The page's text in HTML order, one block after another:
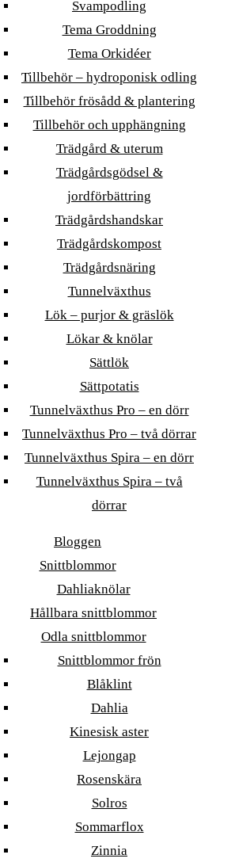
Svampodling
Tema Groddning
Tema Orkidéer
Tillbehör – hydroponisk odling
Tillbehör frösådd & plantering
Tillbehör och upphängning
Trädgård & uterum
Trädgårdsgödsel &
jordförbättring
Trädgårdshandskar
Trädgårdskompost
Trädgårdsnäring
Tunnelväxthus
Lök – purjor & gräslök
Lökar & knölar
Sättlök
Sättpotatis
Tunnelväxthus Pro – en dörr
Tunnelväxthus Pro – två dörrar
Tunnelväxthus Spira – en dörr
Tunnelväxthus Spira – två
dörrar
Bloggen
Snittblommor
Dahliaknölar
Hållbara snittblommor
Odla snittblommor
Snittblommor frön
Blåklint
Dahlia
Kinesisk aster
Lejongap
Rosenskära
Solros
Sommarflox
Zinnia